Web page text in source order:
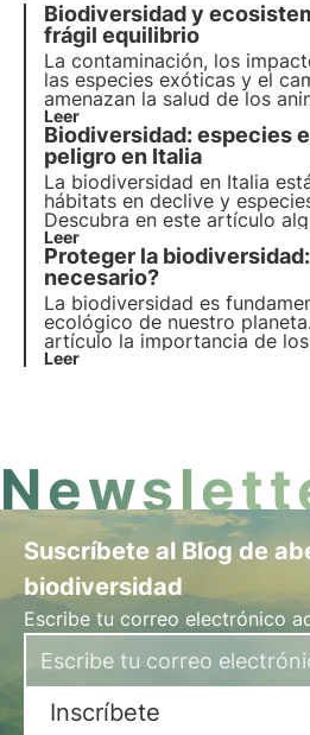
Biodiversidad y
frágil equilibrio
La contaminación, los
las especies exóticas y el
amenazan la salud de los
los hábitats en los que viven.
ONU para 2030 aboga por
restauración. Pero es
Leer
Biodiversidad: especies
peligro en Italia
La biodiversidad en Italia
hábitats en declive y
Descubra en este artículo
endémicas en peligro en
Oasis de Biodiversidad de
la creación del mayor
Europa.
Leer
Proteger la
necesario?
La biodiversidad es
ecológico de nuestro
artículo la importancia de
ecosistémicos que presta, el
Leer
Suscríbete al Blog de
biodiversidad
Escribe tu correo electrónico
Inscríbete